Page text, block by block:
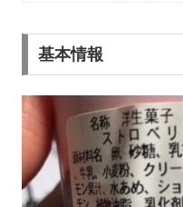
基本情報